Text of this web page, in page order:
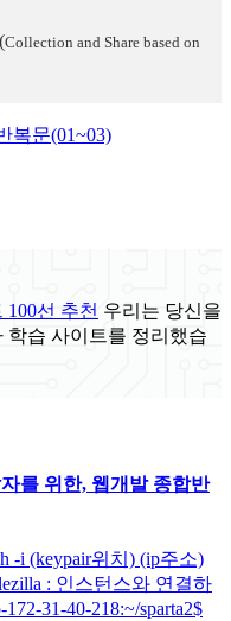
(Collection and Share based on
복문(01~03)
선 추천 우리는 당신을
학습 사이트를 정리했습
를 위한, 웹개발 종합반
-i (keypair위치) (ip주소)
: 인스턴스와 연결하
31-40-218:~/sparta2$